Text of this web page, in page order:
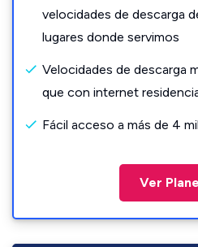
velocidades de descarga
lugares donde servimos
Velocidades de descarga
que con internet
Fácil acceso a más de 4
Ver